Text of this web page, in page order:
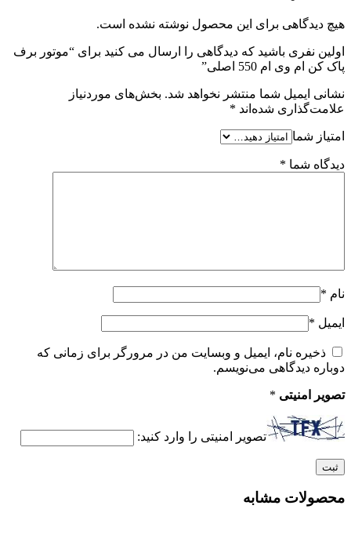
هیچ دیدگاهی برای این محصول نوشته نشده است.
اولین نفری باشید که دیدگاهی را ارسال می کنید برای “موتور برف
پاک کن ام وی ام 550 اصلی”
نشانی ایمیل شما منتشر نخواهد شد. بخش‌های موردنیاز
علامت‌گذاری شده‌اند *
امتیاز شما
دیدگاه شما *
نام *
ایمیل *
ذخیره نام، ایمیل و وبسایت من در مرورگر برای زمانی که
دوباره دیدگاهی می‌نویسم.
تصویر امنیتی *
تصویر امنیتی را وارد کنید:
محصولات مشابه